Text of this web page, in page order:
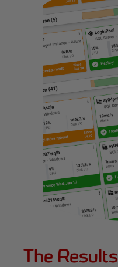
The Results